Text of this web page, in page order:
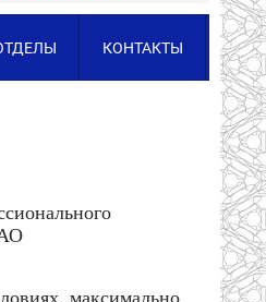
КОНТАКТЫ